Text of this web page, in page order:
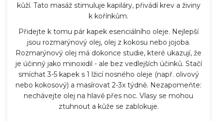
kůží. Tato masáž stimuluje kapiláry, přivádí krev a živiny
k kořínkům.
Přidejte k tomu pár kapek esenciálního oleje. Nejlepší
jsou rozmarýnový olej, olej z kokosu nebo jojoba.
Rozmarýnový olej má dokonce studie, které ukazují, že
je účinný jako minoxidil - ale bez vedlejších účinků. Stačí
smíchat 3-5 kapek s 1 lžicí nosného oleje (např. olivový
nebo kokosový) a masírovat 2-3x týdně. Nezapomeňte:
nechávejte olej na hlavě přes noc. Vlasy se mohou
ztuhnout a kůže se zablokuje.